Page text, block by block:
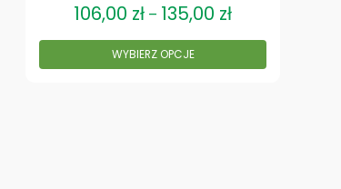
106,00 zł – 135,00 zł
WYBIERZ OPCJE